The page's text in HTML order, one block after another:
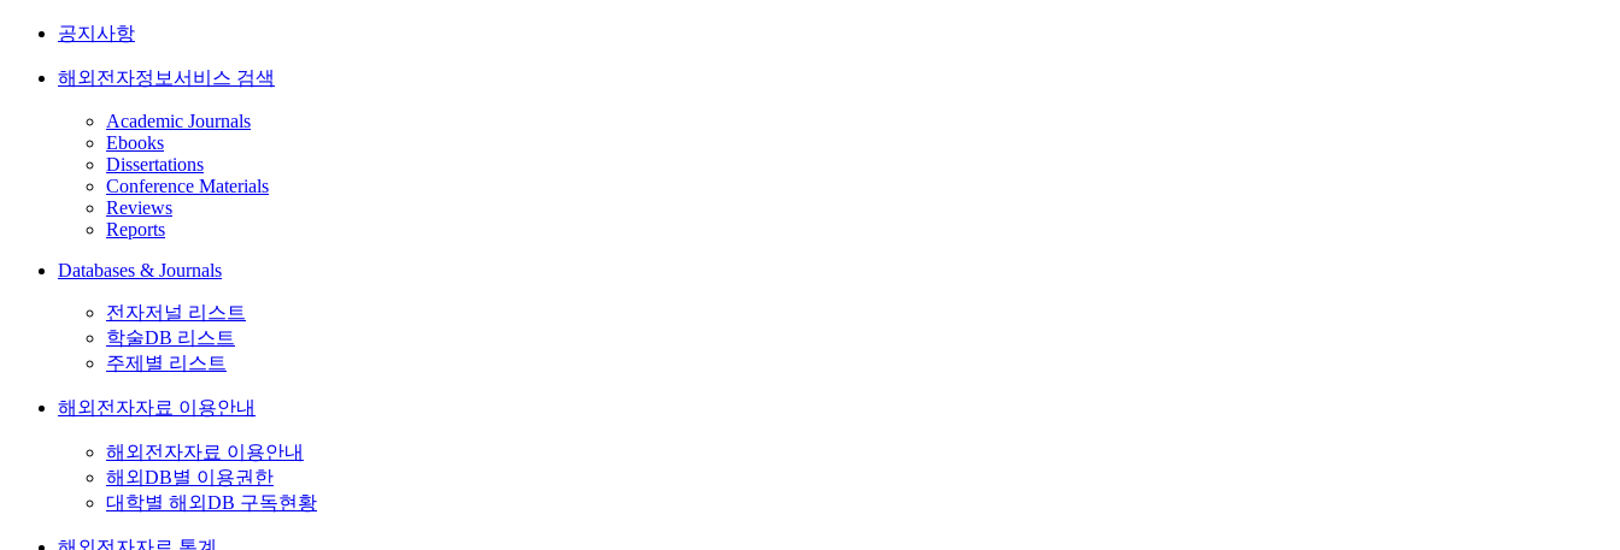
공지사항
해외전자정보서비스 검색
Academic Journals
Ebooks
Dissertations
Conference Materials
Reviews
Reports
Databases & Journals
전자저널 리스트
학술DB 리스트
주제별 리스트
해외전자자료 이용안내
해외전자자료 이용안내
해외DB별 이용권한
대학별 해외DB 구독현황